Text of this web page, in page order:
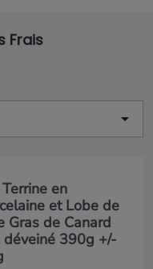
Frais

en
et Lobe de
Gras de Canard
déveiné 390g +/-